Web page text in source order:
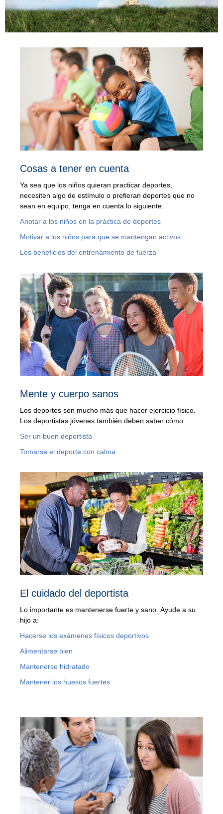
Cosas a tener en cuenta
Ya sea que los niños quieran practicar deportes,
necesiten algo de estímulo o prefieran deportes que no
sean en equipo, tenga en cuenta lo siguiente:
Anotar a los niños en la práctica de deportes
Motivar a los niños para que se mantengan activos
Los beneficios del entrenamiento de fuerza
Mente y cuerpo sanos
Los deportes son mucho más que hacer ejercicio físico.
Los deportistas jóvenes también deben saber cómo:
Ser un buen deportista
Tomarse el deporte con calma
El cuidado del deportista
Lo importante es mantenerse fuerte y sano. Ayude a su
hijo a:
Hacerse los exámenes físicos deportivos
Alimentarse bien
Mantenerse hidratado
Mantener los huesos fuertes